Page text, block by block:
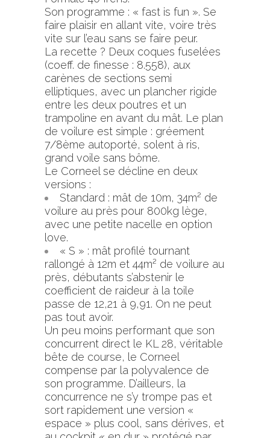
Son programme : « fast is fun ». Se
faire plaisir en allant vite, voire très
vite sur l’eau sans se faire peur.
La recette ? Deux coques fuselées
(coeff. de finesse : 8.558), aux
carènes de sections semi
elliptiques, avec un plancher rigide
entre les deux poutres et un
trampoline en avant du mât. Le plan
de voilure est simple : gréement
7/8ème autoporté, solent à ris,
grand voile sans bôme.
Le Corneel se décline en deux
versions :
Standard : mât de 10m, 34m² de
voilure au près pour 800kg lège,
avec une petite nacelle en option
love.
« S » : mât profilé tournant
rallongé à 12m et 44m² de voilure au
près, débutants s’abstenir le
coefficient de raideur à la toile
passe de 12,21 à 9,91. On ne peut
pas tout avoir.
Un peu moins performant que son
concurrent direct le KL 28, véritable
bête de course, le Corneel
compense par la polyvalence de
son programme. D’ailleurs, la
concurrence ne s’y trompe pas et
sort rapidement une version «
espace » plus cool, sans dérives, et